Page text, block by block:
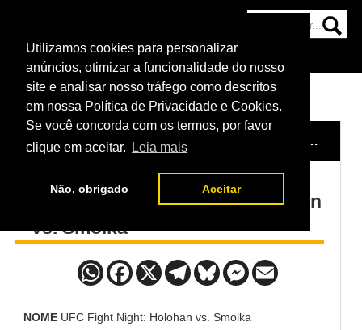
Utilizamos cookies para personalizar
anúncios, otimizar a funcionalidade do nosso
site e analisar nosso tráfego como descritos
em nossa Política de Privacidade e Cookies.
Se você concorda com os termos, por favor
clique em aceitar.
Leia mais
Não, obrigado Aceitar
NOTÍCIAS
HOME POSTERS DO UFC
Poster UFC Fight Night: Holohan
vs. Smolka
NOMEUFC Fight Night: Holohan vs. Smolka